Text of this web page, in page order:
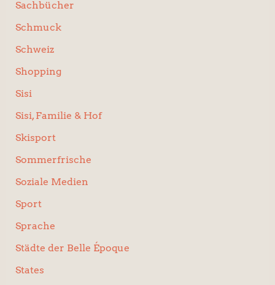
Sachbücher
Schmuck
Schweiz
Shopping
Sisi
Sisi, Familie & Hof
Skisport
Sommerfrische
Soziale Medien
Sport
Sprache
Städte der Belle Époque
States